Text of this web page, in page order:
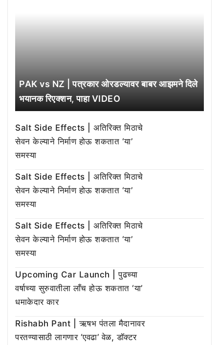
PAK vs NZ | पत्रकार ओरडल्यावर बाबर आझमने दिले
भयानक रिएक्शन, पाहा VIDEO
Salt Side Effects | अतिरिक्त मिठाचे
सेवन केल्याने निर्माण होऊ शकतात ‘या’
समस्या
Salt Side Effects | अतिरिक्त मिठाचे
सेवन केल्याने निर्माण होऊ शकतात ‘या’
समस्या
Salt Side Effects | अतिरिक्त मिठाचे
सेवन केल्याने निर्माण होऊ शकतात ‘या’
समस्या
Upcoming Car Launch | पुढच्या
वर्षाच्या सुरुवातीला लाँच होऊ शकतात ‘या’
धमाकेदार कार
Rishabh Pant | ऋषभ पंतला मैदानावर
परतण्यासाठी लागणार ‘एवढा’ वेळ, डॉक्टर